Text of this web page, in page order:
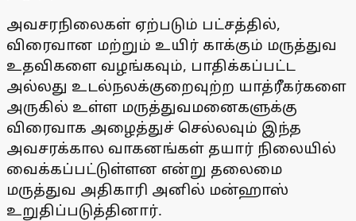
அவசரநிலைகள் ஏற்படும் பட்சத்தில்,
விரைவான மற்றும் உயிர் காக்கும் மருத்துவ
உதவிகளை வழங்கவும், பாதிக்கப்பட்ட
அல்லது உடல்நலக்குறைவுற்ற யாத்ரீகர்களை
அருகில் உள்ள மருத்துவமனைகளுக்கு
விரைவாக அழைத்துச் செல்லவும் இந்த
அவசரக்கால வாகனங்கள் தயார் நிலையில்
வைக்கப்பட்டுள்ளன என்று தலைமை
மருத்துவ அதிகாரி அனில் மன்ஹாஸ்
உறுதிப்படுத்தினார்.